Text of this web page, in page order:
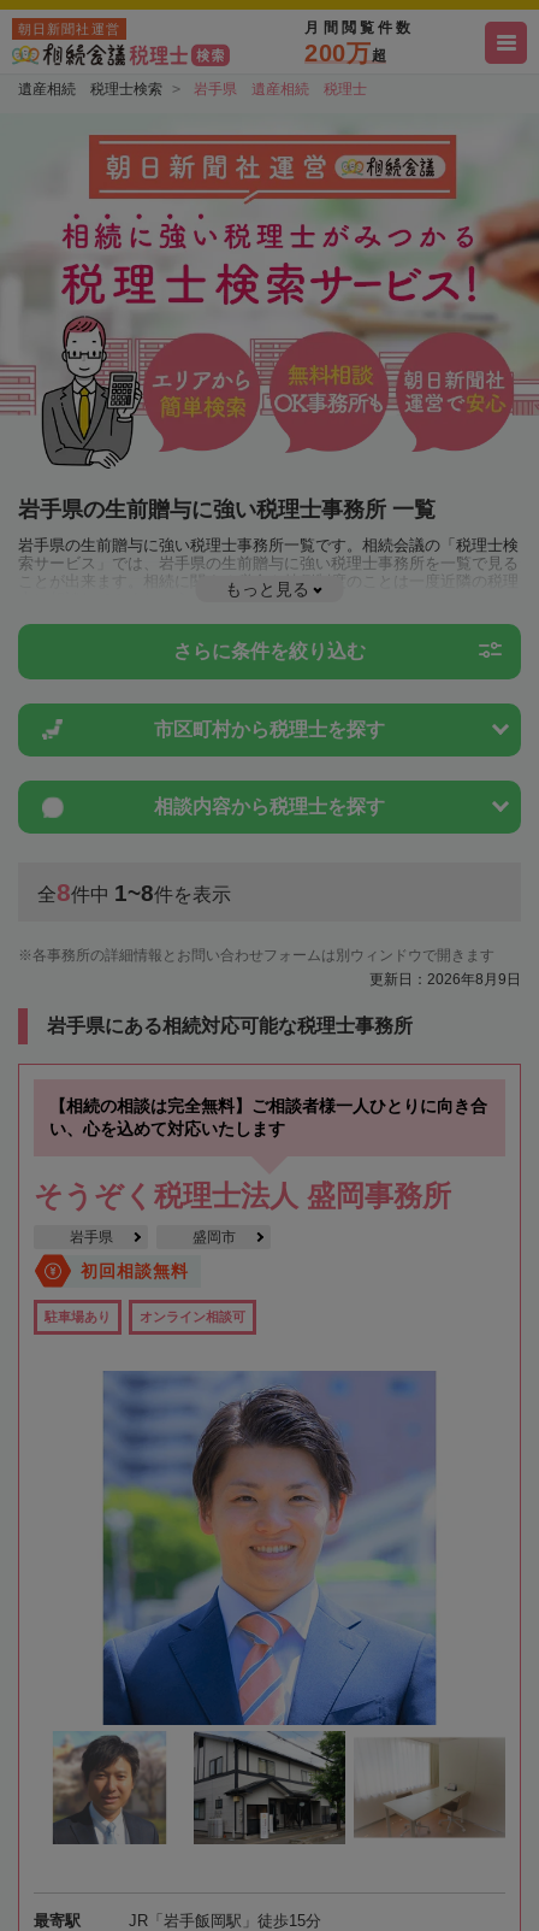
朝日新聞社運営 月間閲覧件数
200万超
遺産相続 税理士検索 岩手県 遺産相続 税理士
岩手県の生前贈与に強い税理士事務所 一覧
岩手県の生前贈与に強い税理士事務所一覧です。相続会議の「税理士検
索サービス」では、岩手県の生前贈与に強い税理士事務所を一覧で見る
ことが出来ます。相続に関する税金や特例制度のことは一度近隣の税理
もっと見る
さらに条件を絞り込む
市区町村から税理士を探す
相談内容から税理士を探す
全8件中 1~8件を表示
各事務所の詳細情報とお問い合わせフォームは別ウィンドウで開きます
更新日：2026年8月9日
岩手県にある相続対応可能な税理士事務所
【相続の相談は完全無料】ご相談者様一人ひとりに向き合
い、心を込めて対応いたします
そうぞく税理士法人 盛岡事務所
岩手県 盛岡市
初回相談無料
駐車場あり オンライン相談可
最寄駅 JR「岩手飯岡駅」徒歩15分